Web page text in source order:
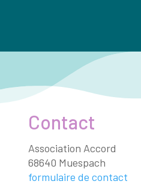
Contact
Association Accord
68640 Muespach
formulaire de contact